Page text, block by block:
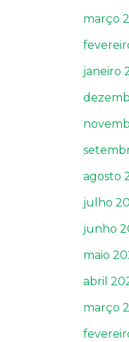
março
janeiro
agosto
julho
junho
maio
abril
março